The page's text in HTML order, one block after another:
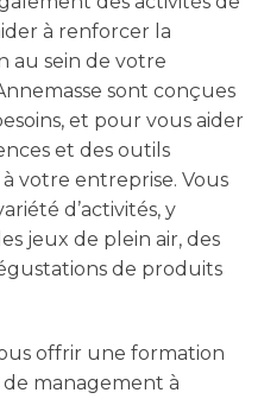
à renforcer la
au sein de votre
sont conçues
et pour vous aider
et des outils
votre entreprise. Vous
d’activités, y
jeux de plein air, des
de produits
offrir une formation
management à